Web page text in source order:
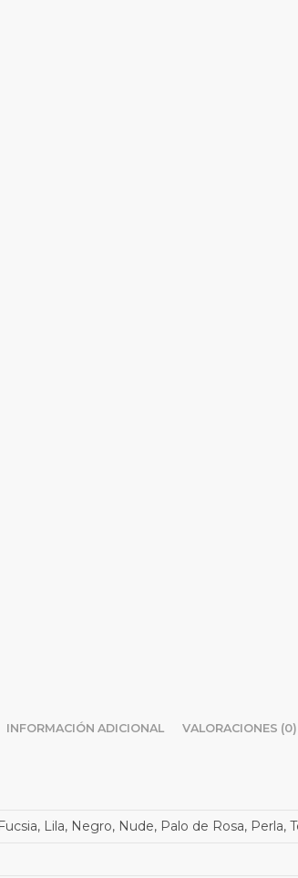
INFORMACIÓN ADICIONAL VALORACIONES (0)
Lila, Negro, Nude, Palo de Rosa, Perla,